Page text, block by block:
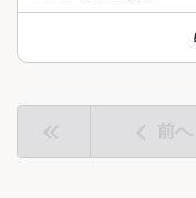
前へ